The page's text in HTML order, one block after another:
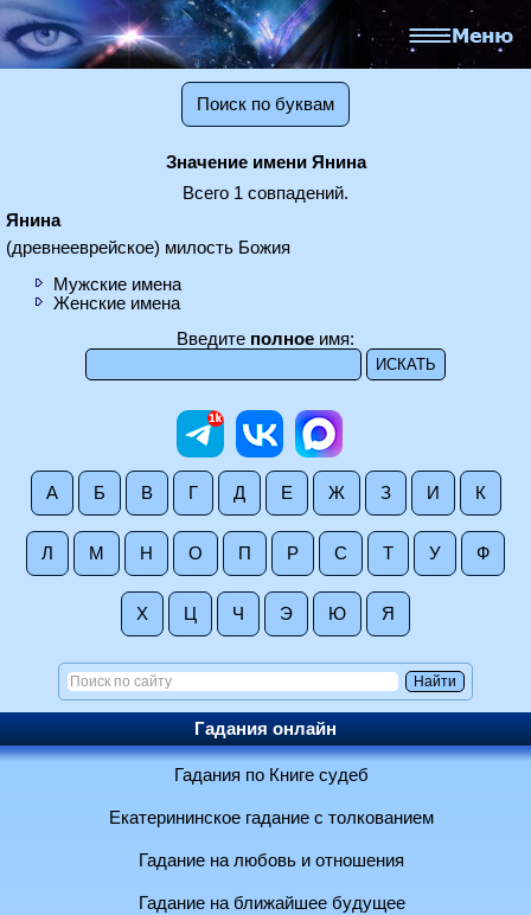
Поиск по буквам
Значение имени Янина
Всего 1 совпадений.
Янина
(древнееврейское) милость Божия
Мужские имена
Женские имена
Введите полное имя:
А Б В Г Д Е Ж З И К
Л М Н О П Р С Т У Ф
Х Ц Ч Э Ю Я
Гадания онлайн
Гадания по Книге судеб
Екатерининское гадание с толкованием
Гадание на любовь и отношения
Гадание на ближайшее будущее